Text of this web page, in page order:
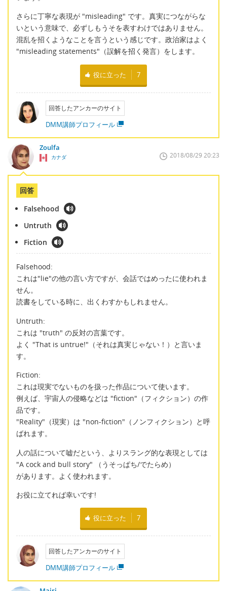
さらに丁寧な表現が "misleading" です。真実につながらな
いという意味で、必ずしもうそを表すわけではありません。
混乱を招くようなことを言うという感じです。政治家はよく
"misleading statements"（誤解を招く発言）をします。
役に立った 7
回答したアンカーのサイト
DMM講師プロフィール
Zoulfa
カナダ 2018/08/29 20:23
回答
Falsehood
Untruth
Fiction
Falsehood:
これは"lie"の他の言い方ですが、会話ではめったに使われま
せん。
読書をしている時に、出くわすかもしれません。
Untruth:
これは "truth" の反対の言葉です。
よく "That is untrue!"（それは真実じゃない！）と言いま
す。
Fiction:
これは現実でないものを扱った作品について使います。
例えば、宇宙人の侵略などは "fiction"（フィクション）の作
品です。
"Reality"（現実）は "non-fiction"（ノンフィクション）と呼
ばれます。
人の話について嘘だという、よりスラング的な表現としては
"A cock and bull story" （うそっぱち/でたらめ）
があります。よく使われます。
お役に立てれば幸いです!
役に立った 7
回答したアンカーのサイト
DMM講師プロフィール